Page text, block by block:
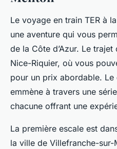
Le voyage en train TER à
une aventure qui vous
de la Côte d’Azur. Le
Nice-Riquier, où vous
pour un prix abordable.
emmène à travers une
chacune offrant une
La première escale est
la ville de Villefranche-